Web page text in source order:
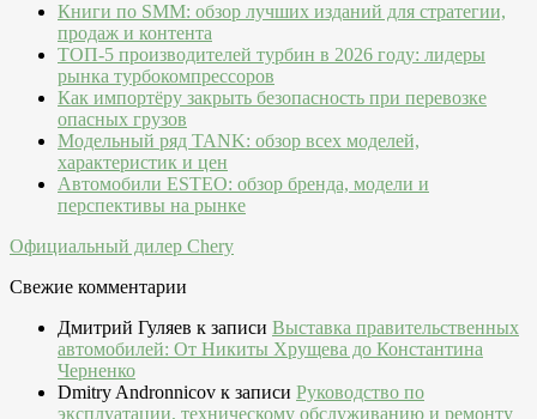
Книги по SMM: обзор лучших изданий для стратегии,
продаж и контента
ТОП-5 производителей турбин в 2026 году: лидеры
рынка турбокомпрессоров
Как импортёру закрыть безопасность при перевозке
опасных грузов
Модельный ряд TANK: обзор всех моделей,
характеристик и цен
Автомобили ESTEO: обзор бренда, модели и
перспективы на рынке
Официальный дилер Chery
Свежие комментарии
Дмитрий Гуляев к записи Выставка правительственных
автомобилей: От Никиты Хрущева до Константина
Черненко
Dmitry Andronnicov к записи Руководство по
эксплуатации, техническому обслуживанию и ремонту